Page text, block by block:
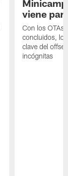
viene
Con los OTAs
concluidos,
clave del
incógnitas